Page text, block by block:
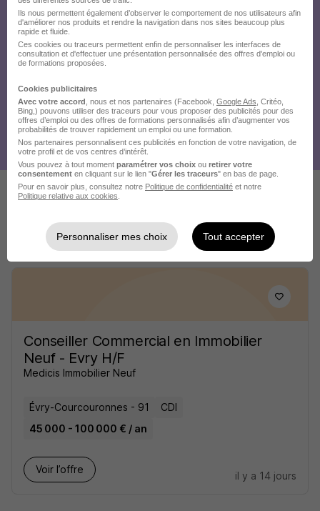
vous intéresser
Conseiller Commercial en Immobilier
Neuf - Evry H/F
Medicis Immobilier Neuf
Évry-Courcouronnes - 91
CDI
45 000 - 100 000 € / an
Voir l’offre
il y a 14 jours
Ils nous permettent également d’observer le comportement de nos utilisateurs afin
d'améliorer nos produits et rendre la navigation dans nos sites beaucoup plus
rapide et fluide.
Ces cookies ou traceurs permettent enfin de personnaliser les interfaces de
consultation et d'effectuer une présentation personnalisée des offres d'emploi ou
de formations proposées.
Cookies publicitaires
Avec votre accord , nous et nos partenaires (Facebook, Google Ads , Critéo,
Bing,) pouvons utiliser des traceurs pour vous proposer des publicités pour des
offres d’emploi ou des offres de formations personnalisés afin d’augmenter vos
probabilités de trouver rapidement un emploi ou une formation.
Nos partenaires personnalisent ces publicités en fonction de votre navigation, de
votre profil et de vos centres d’intérêt.
Vous pouvez à tout moment paramétrer vos choix ou retirer votre
consentement en cliquant sur le lien "Gérer les traceurs" en bas de page.
Pour en savoir plus, consultez notre Politique de confidentialité et notre
Politique relative aux cookies
Personnaliser mes choix Tout accepter